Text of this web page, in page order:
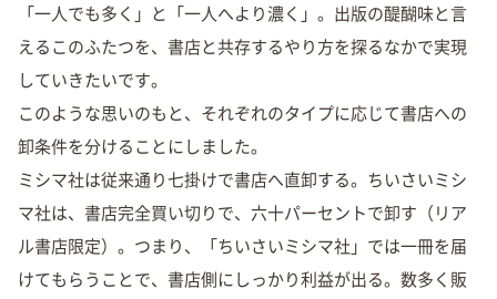
「一人でも多く」と「一人へより濃く」。出版の醍醐味と言
えるこのふたつを、書店と共存するやり方を探るなかで実現
していきたいです。
このような思いのもと、それぞれのタイプに応じて書店への
卸条件を分けることにしました。
ミシマ社は従来通り七掛けで書店へ直卸する。ちいさいミシ
マ社は、書店完全買い切りで、六十パーセントで卸す（リア
ル書店限定）。つまり、「ちいさいミシマ社」では一冊を届
けてもらうことで、書店側にしっかり利益が出る。数多く販